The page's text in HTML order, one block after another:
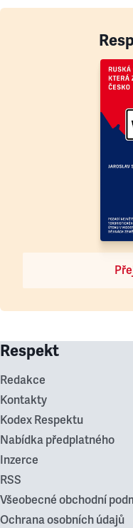
Respekt
Redakce
Kontakty
Kodex Respektu
Nabídka předplatného
Inzerce
RSS
Všeobecné obchodní
Ochrana osobních údajů